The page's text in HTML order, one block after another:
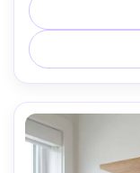
연스러운 그림자,
감,